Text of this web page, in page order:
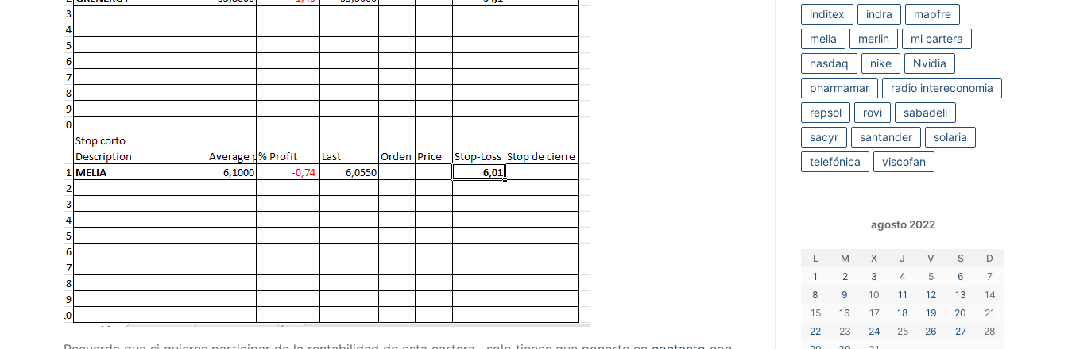
inditex
indra
mapfre
melia
merlin
mi cartera
nasdaq
nike
Nvidia
pharmamar
radio intereconomia
repsol
rovi
sabadell
sacyr
santander
solaria
telefónica
viscofan
agosto 2022
L M X J V S
D
1
2 3 4 5 6
7
8
9 10 11 12 13
14
15
16 17 18 19 20
21
22
23 24 25 26 27
28